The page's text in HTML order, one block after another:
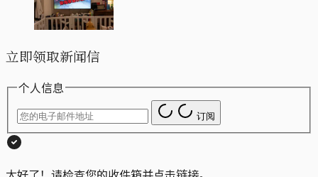
立即领取新闻信
个人信息
订阅